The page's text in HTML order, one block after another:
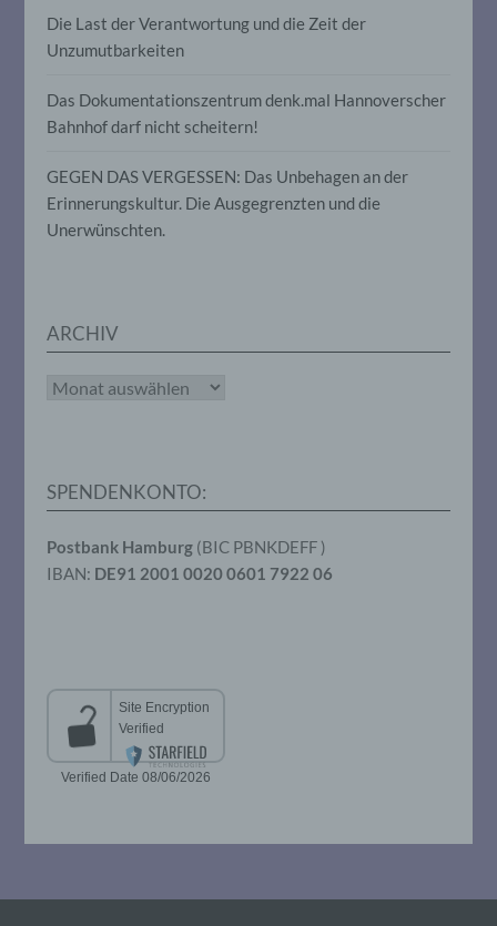
Die Last der Verantwortung und die Zeit der
Unzumutbarkeiten
Das Dokumentationszentrum denk.mal Hannoverscher
Bahnhof darf nicht scheitern!
GEGEN DAS VERGESSEN: Das Unbehagen an der
Erinnerungskultur. Die Ausgegrenzten und die
Unerwünschten.
ARCHIV
Archiv
SPENDENKONTO:
Postbank Hamburg (BIC PBNKDEFF )
IBAN: DE91 2001 0020 0601 7922 06
aufbewahrt werden und technischen und
organisatorischen Maßnahmen
identifizierten oder identifizierbaren
natürlichen Person zugewiesen werden.
g) Verantwortlicher oder für die
Verarbeitung Verantwortlicher
oder andere Stelle, die allein oder
gemeinsam mit anderen über die Zwecke
personenbezogenen Daten entscheidet.
beziehungsweise können die bestimmten
Kriterien seiner Benennung nach dem
Mitgliedstaaten vorgesehen werden.
juristische Person, Behörde, Einrichtung
oder andere Stelle, die personenbezogene
Daten im Auftrag des Verantwortlichen
verarbeitet.